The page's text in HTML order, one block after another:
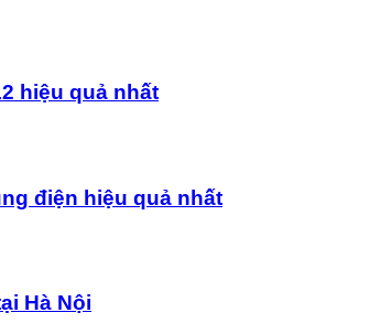
hiệu quả nhất
điện hiệu quả nhất
Hà Nội